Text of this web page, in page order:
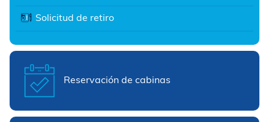
Solicitud de retiro
Reservación de cabinas